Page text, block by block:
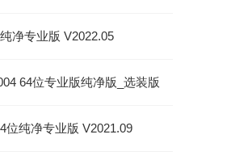
净专业版 V2022.05
64位专业版纯净版_选装版
位纯净专业版 V2021.09